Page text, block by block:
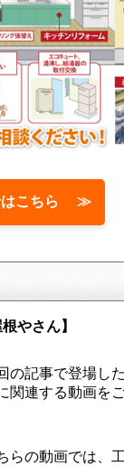
はこちら ≫
やさん】
の記事で登場し
関連する動画を
らの動画では、